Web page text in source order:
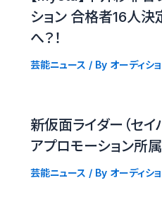
ション 合格者16人
へ？！
芸能ニュース / By オーディシ
新仮面ライダー（セ
アプロモーション所
芸能ニュース / By オーディシ